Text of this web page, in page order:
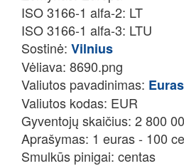
ISO 3166-1 alfa-2: LT
ISO 3166-1 alfa-3: LTU
Sostinė: Vilnius
Vėliava: 8690.png
Valiutos pavadinimas: Euras
Valiutos kodas: EUR
Gyventojų skaičius: 2 800
Aprašymas: 1 euras - 100
Smulkūs pinigai: centas